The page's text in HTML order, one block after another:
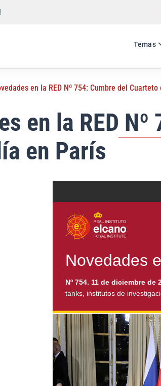
Temas
en la RED Nº 754: Cumbre del
en la RED
en París